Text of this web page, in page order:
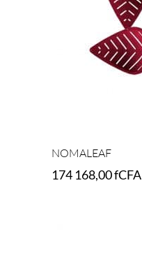
NOMALEAF
174 168,00fCFA